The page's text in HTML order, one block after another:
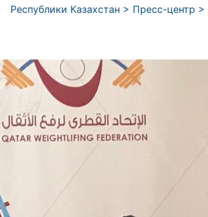
Казахстан > Пресс-центр >